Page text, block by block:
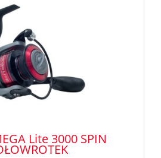
Lite 3000 SPIN